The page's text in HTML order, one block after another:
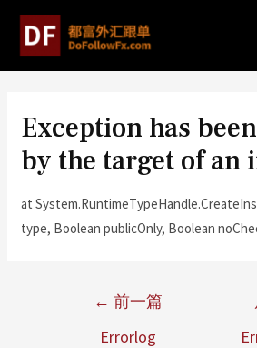
Exception has
by the target of an
at
type, Boolean publicOnly, Boolean
← 前一篇
Errorlog